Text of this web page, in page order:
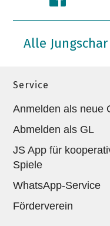
Alle
Service
Anmelden als neue
Abmelden als GL
JS App für
Spiele
WhatsApp-Service
Förderverein